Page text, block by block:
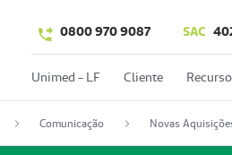
0800 970 9087 SAC
Unimed - LF Cliente
Comunicação Novas